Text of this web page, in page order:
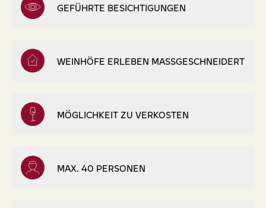
GEFÜHRTE BESICHTIGUNGEN
WEINHÖFE ERLEBEN MASSGESCHNEIDERT
MÖGLICHKEIT ZU VERKOSTEN
MAX. 40 PERSONEN